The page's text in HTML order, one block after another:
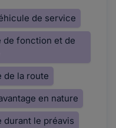
de service
fonction et de
de la route
en nature
durant le préavis